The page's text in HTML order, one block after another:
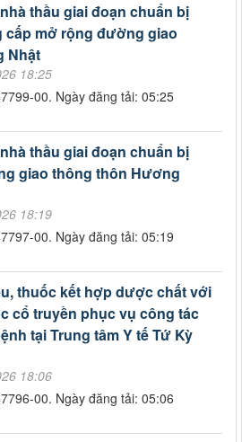
thầu giai đoạn chuẩn bị
cấp mở rộng đường giao
Nhật
18:25
00. Ngày đăng tải: 05:25
thầu giai đoạn chuẩn bị
giao thông thôn Hương
18:19
00. Ngày đăng tải: 05:19
thuốc kết hợp dược chất với
cổ truyền phục vụ công tác
tại Trung tâm Y tế Tứ Kỳ
18:06
00. Ngày đăng tải: 05:06